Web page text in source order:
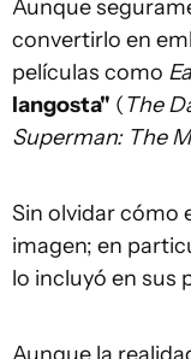
Aunque
convertirlo en
películas como
langosta" (The
Superman: The
Sin olvidar cómo
imagen; en
lo incluyó en sus